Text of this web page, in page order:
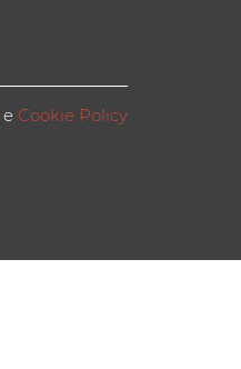
e Cookie Policy